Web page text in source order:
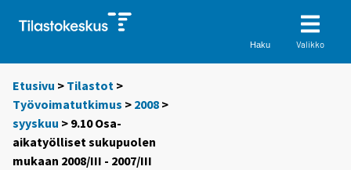
Haku Valikko
Etusivu > Tilastot >
Työvoimatutkimus > 2008 >
syyskuu > 9.10 Osa-
aikatyölliset sukupuolen
mukaan 2008/III - 2007/III